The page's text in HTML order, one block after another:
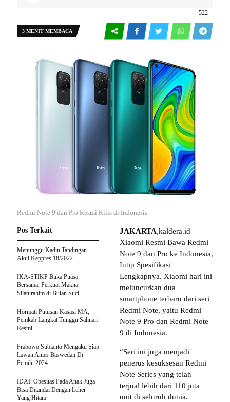
522
3 MENIT MEMBACA
Redmi Note 9 dan Pro Resmi Rilis di Indonesia
JAKARTA,kaldera.id –
Xiaomi Resmi Bawa Redmi
Note 9 dan Pro ke Indonesia,
Intip Spesifikasi
Lengkapnya. Xiaomi hari ini
meluncurkan dua
smartphone terbaru dari seri
Redmi Note, yaitu Redmi
Note 9 Pro dan Redmi Note
9 di Indonesia.
“Seri ini juga menjadi
penerus kesuksesan Redmi
Note Series yang telah
terjual lebih dari 110 juta
unit di seluruh dunia.
Pos Terkait
Menunggu Kadin Tandingan
Akui Keppres 18/2022
IKA-STIKP Buka Puasa
Bersama, Perkuat Makna
Silaturahim di Bulan Suci
Hormati Putusan Kasasi MA,
Pemkab Langkat Tunggu Salinan
Resmi
Prabowo Subianto Mengaku Siap
Lawan Anies Baswedan Di
Pemilu 2024
IDAI: Obesitas Pada Anak Juga
Bisa Ditandai Dengan Leher
Yang Hitam